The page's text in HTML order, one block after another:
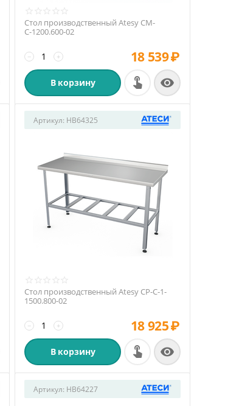
Стол производственный Atesy СМ-
С-1200.600-02
+
− 18 539₽
В корзину 
Артикул: HB64325
Стол производственный Atesy СР-С-1-
1500.800-02
+
− 18 925₽
В корзину 
Артикул: HB64227